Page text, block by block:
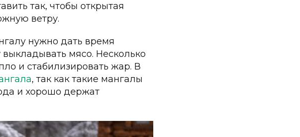
так, чтобы открытая
ветру.
нужно дать время
выкладывать мясо. Несколько
и стабилизировать жар. В
, так как такие мангалы
и хорошо держат